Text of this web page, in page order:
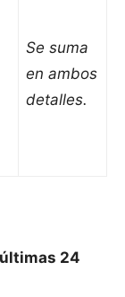
Se suma
en ambos
detalles.
24